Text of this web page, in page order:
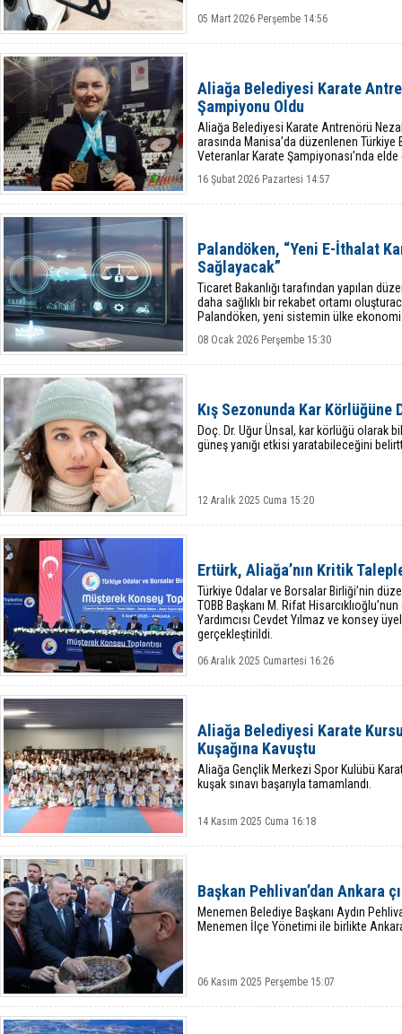
05 Mart 2026 Perşembe 14:56
Aliağa Belediyesi Karate
Şampiyonu Oldu
Aliağa Belediyesi Karate Antrenörü
arasında Manisa’da düzenlenen
Veteranlar Karate Şampiyonası’nda
16 Şubat 2026 Pazartesi 14:57
Palandöken, “Yeni E-İthalat
Sağlayacak”
Ticaret Bakanlığı tarafından yapılan
daha sağlıklı bir rekabet ortamı
Palandöken, yeni sistemin ülke
08 Ocak 2026 Perşembe 15:30
Kış Sezonunda Kar Körlüğüne
Doç. Dr. Uğur Ünsal, kar körlüğü olarak
güneş yanığı etkisi yaratabileceğini
12 Aralık 2025 Cuma 15:20
Ertürk, Aliağa’nın Kritik
Türkiye Odalar ve Borsalar Birliği’nin
TOBB Başkanı M. Rifat
Yardımcısı Cevdet Yılmaz ve konsey
gerçekleştirildi.
06 Aralık 2025 Cumartesi 16:26
Aliağa Belediyesi Karate
Kuşağına Kavuştu
Aliağa Gençlik Merkezi Spor Kulübü
kuşak sınavı başarıyla tamamlandı.
14 Kasım 2025 Cuma 16:18
Başkan Pehlivan’dan Ankara
Menemen Belediye Başkanı Aydın
Menemen İlçe Yönetimi ile birlikte
06 Kasım 2025 Perşembe 15:07